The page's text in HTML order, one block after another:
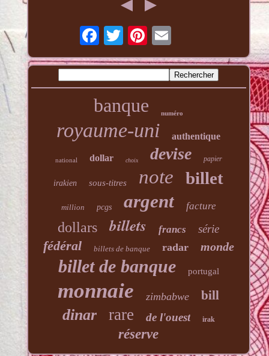
banque numéro
royaume-uni authentique
national dollar choix devise papier
irakien sous-titres note billet
million pcgs argent facture
dollars billets francs série
fédéral billets de banque radar monde
billet de banque portugal
monnaie zimbabwe bill
dinar rare de l'ouest irak
réserve